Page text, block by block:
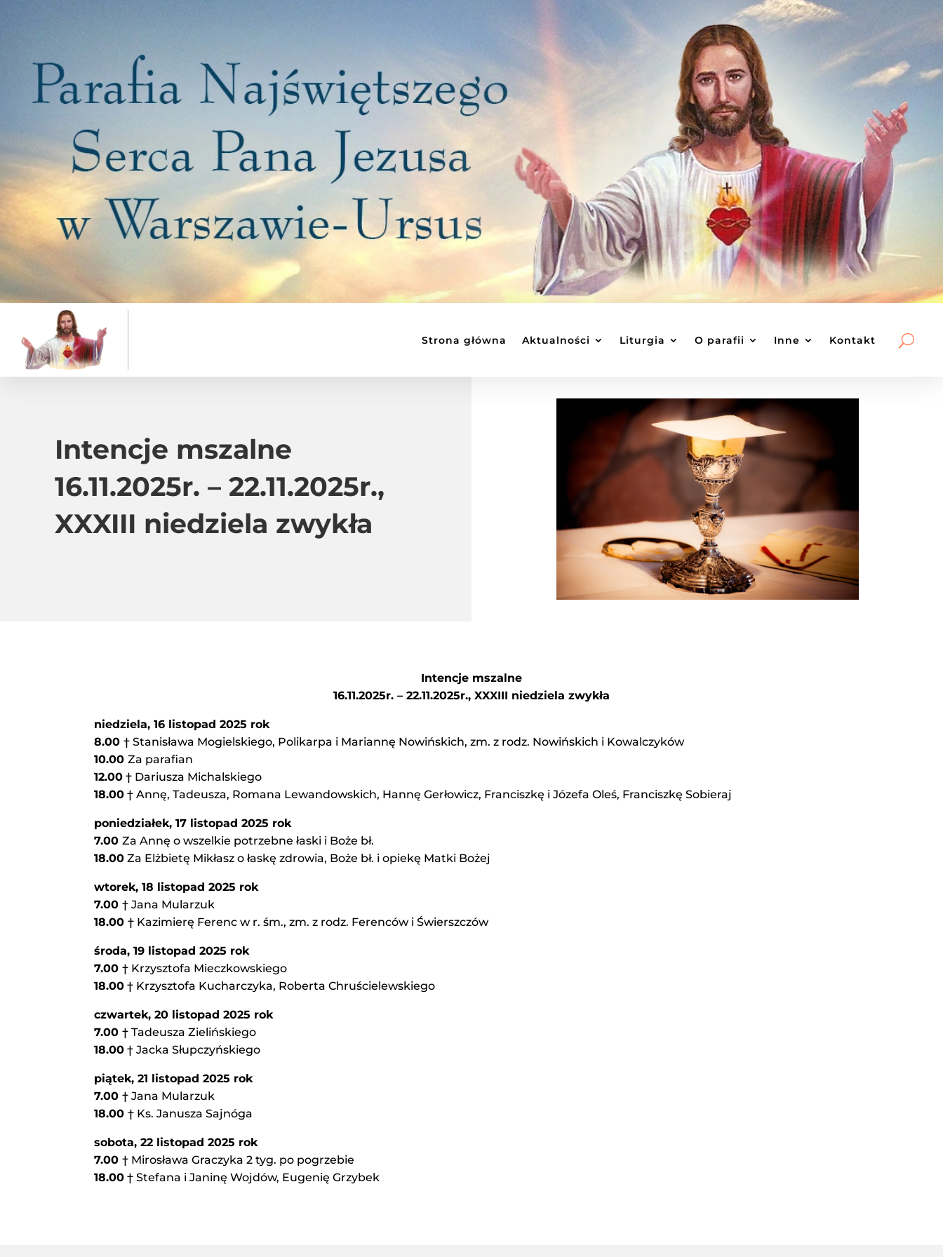
Strona główna Aktualności Liturgia O parafii Inne Kontakt
Intencje mszalne
16.11.2025r. – 22.11.2025r.,
XXXIII niedziela zwykła
Intencje mszalne
16.11.2025r. – 22.11.2025r., XXXIII niedziela zwykła
niedziela, 16 listopad 2025 rok
8.00† Stanisława Mogielskiego, Polikarpa i Mariannę Nowińskich, zm. z rodz. Nowińskich i Kowalczyków
10.00Za parafian
12.00 † Dariusza Michalskiego
18.00 † Annę, Tadeusza, Romana Lewandowskich, Hannę Gerłowicz, Franciszkę i Józefa Oleś, Franciszkę Sobieraj
poniedziałek, 17 listopad 2025 rok
7.00Za Annę o wszelkie potrzebne łaski i Boże bł.
18.00 Za Elżbietę Mikłasz o łaskę zdrowia, Boże bł. i opiekę Matki Bożej
wtorek, 18 listopad 2025 rok
7.00† Jana Mularzuk
18.00† Kazimierę Ferenc w r. śm., zm. z rodz. Ferenców i Świerszczów
środa, 19 listopad 2025 rok
7.00† Krzysztofa Mieczkowskiego
18.00 † Krzysztofa Kucharczyka, Roberta Chruścielewskiego
czwartek, 20 listopad 2025 rok
7.00† Tadeusza Zielińskiego
18.00 † Jacka Słupczyńskiego
piątek, 21 listopad 2025 rok
7.00† Jana Mularzuk
18.00† Ks. Janusza Sajnóga
sobota, 22 listopad 2025 rok
7.00† Mirosława Graczyka 2 tyg. po pogrzebie
18.00 † Stefana i Janinę Wojdów, Eugenię Grzybek